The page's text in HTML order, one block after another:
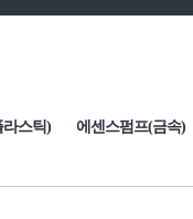
스틱) 에센스펌프(금속)